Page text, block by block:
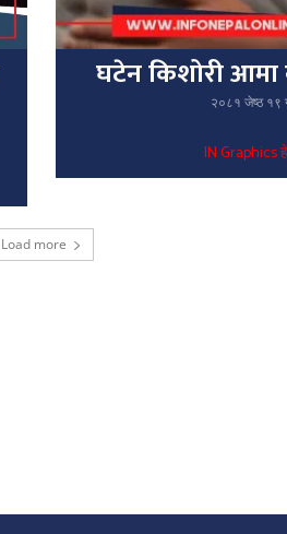
घटेन किशोरी आमा
२०८१ जेष्ठ १९
IN Graphics
Load more